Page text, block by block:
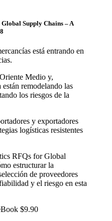
Supply Chains – A
está entrando en
Medio y,
remodelando las
los riesgos de la
y exportadores
logísticas resistentes
RFQs for Global
estructurar la
de proveedores
y el riesgo en esta
$9.90